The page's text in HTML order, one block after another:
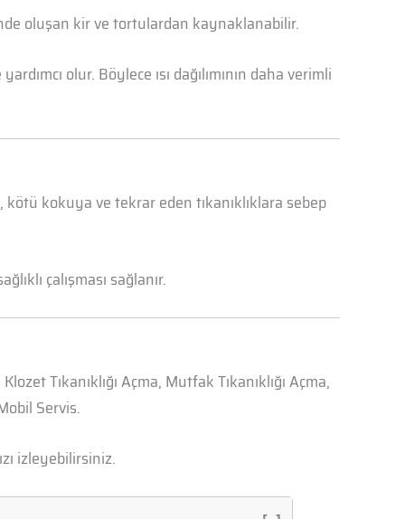
oluşan kir ve tortulardan kaynaklanabilir.
olur. Böylece ısı dağılımının daha verimli
kokuya ve tekrar eden tıkanıklıklara sebep
çalışması sağlanır.
Tıkanıklığı Açma, Mutfak Tıkanıklığı Açma,
Servis.
izleyebilirsiniz.